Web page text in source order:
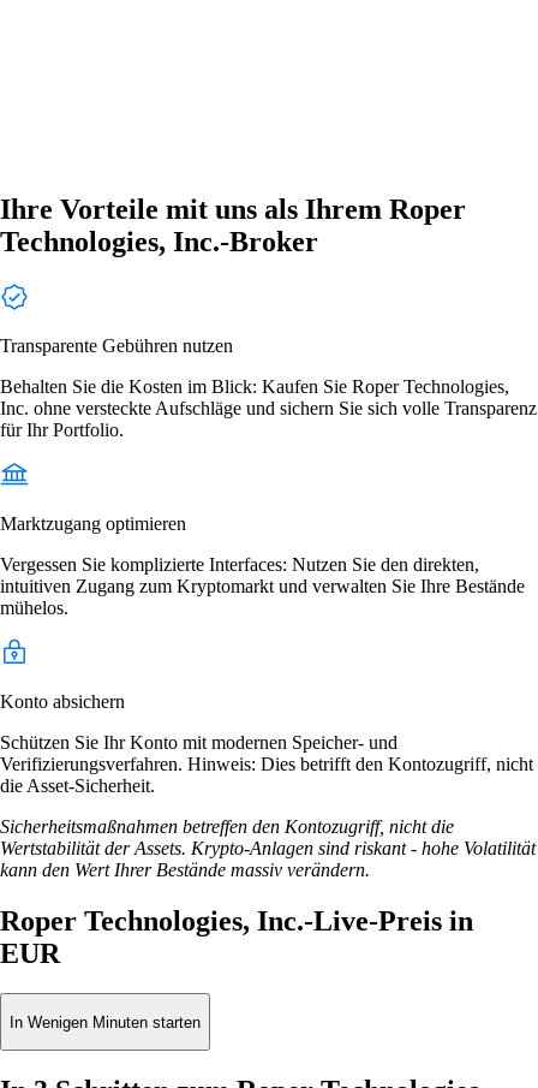
Ihre Vorteile mit uns als Ihrem Roper
Technologies, Inc.-Broker
Transparente Gebühren nutzen
Behalten Sie die Kosten im Blick: Kaufen Sie Roper Technologies,
Inc. ohne versteckte Aufschläge und sichern Sie sich volle Transparenz
für Ihr Portfolio.
Marktzugang optimieren
Vergessen Sie komplizierte Interfaces: Nutzen Sie den direkten,
intuitiven Zugang zum Kryptomarkt und verwalten Sie Ihre Bestände
mühelos.
Konto absichern
Schützen Sie Ihr Konto mit modernen Speicher- und
Verifizierungsverfahren. Hinweis: Dies betrifft den Kontozugriff, nicht
die Asset-Sicherheit.
Sicherheitsmaßnahmen betreffen den Kontozugriff, nicht die
Wertstabilität der Assets. Krypto-Anlagen sind riskant - hohe Volatilität
kann den Wert Ihrer Bestände massiv verändern.
Roper Technologies, Inc.-Live-Preis in
EUR
In Wenigen Minuten starten